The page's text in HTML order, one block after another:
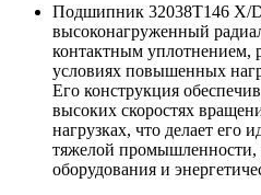
Подшипник 32038T146 X/
высоконагруженный
контактным уплотнением,
условиях повышенных
Его конструкция
высоких скоростях
нагрузках, что делает его
тяжелой
оборудования и